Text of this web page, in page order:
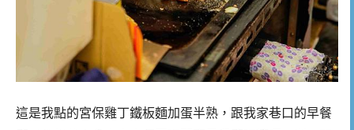
這是我點的宮保雞丁鐵板麵加蛋半熟，跟我家巷口的早餐